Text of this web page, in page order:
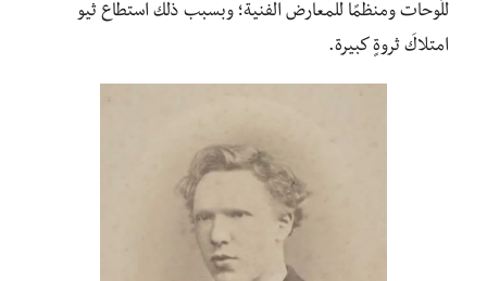
للّوحات ومنظمًا للمعارض الفنية؛ وبسبب ذلك استطاع ثيو
امتلاكَ ثروةٍ كبيرة.